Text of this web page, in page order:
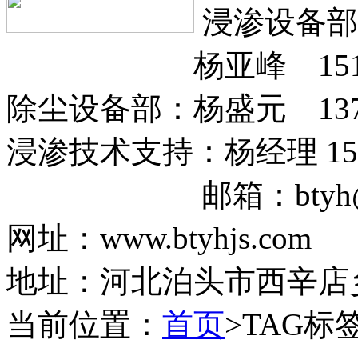
浸渗设备
杨亚峰
除尘设备部：杨盛元
浸渗技术支持：杨经理
邮箱：
网址：www.btyhjs.com
地址：河北泊头市西辛店
当前位置： 首页>TAG标